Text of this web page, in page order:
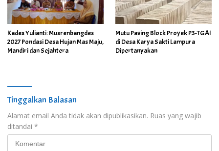
Kades Yulianti: Musrenbangdes
2027 Pondasi Desa Hujan Mas Maju,
Mandiri dan Sejahtera
Mutu Paving Block Proyek P3-TGAI
di Desa Karya Sakti Lampura
Dipertanyakan
Tinggalkan Balasan
Alamat email Anda tidak akan dipublikasikan. Ruas yang wajib
ditandai *